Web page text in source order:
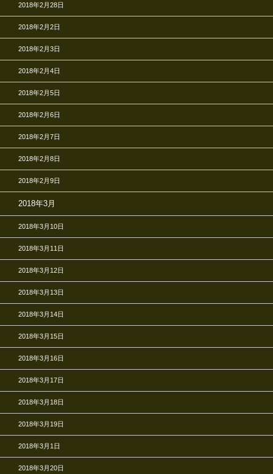
2018年2月28日
2018年2月2日
2018年2月3日
2018年2月4日
2018年2月5日
2018年2月6日
2018年2月7日
2018年2月8日
2018年2月9日
2018年3月
2018年3月10日
2018年3月11日
2018年3月12日
2018年3月13日
2018年3月14日
2018年3月15日
2018年3月16日
2018年3月17日
2018年3月18日
2018年3月19日
2018年3月1日
2018年3月20日